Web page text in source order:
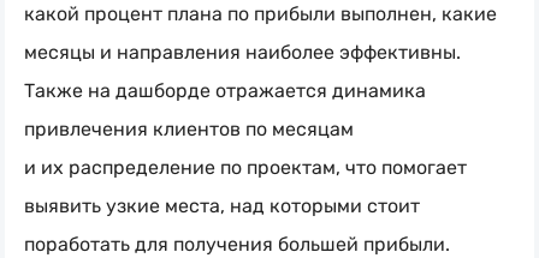
какой процент плана по прибыли выполнен, какие
месяцы и направления наиболее эффективны.
Также на дашборде отражается динамика
привлечения клиентов по месяцам
и их распределение по проектам, что помогает
выявить узкие места, над которыми стоит
поработать для получения большей прибыли.